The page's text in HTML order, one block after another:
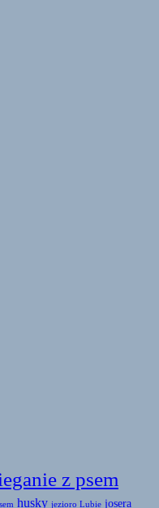
z psem
husky jezioro Lubie josera